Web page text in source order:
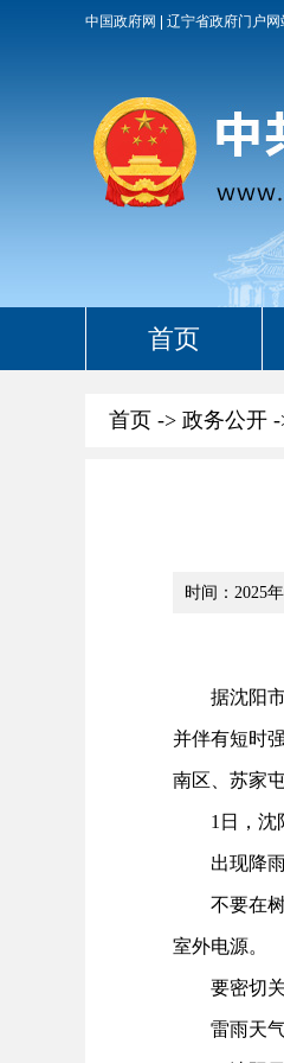
中国政府网 辽宁省政府门户网
首页
首页 -> 政务公开 -
时间：2025
据沈阳市
并伴有短时
南区、苏家
1日，沈阳
出现降雨
不要在树
室外电源。
要密切关
雷雨天气